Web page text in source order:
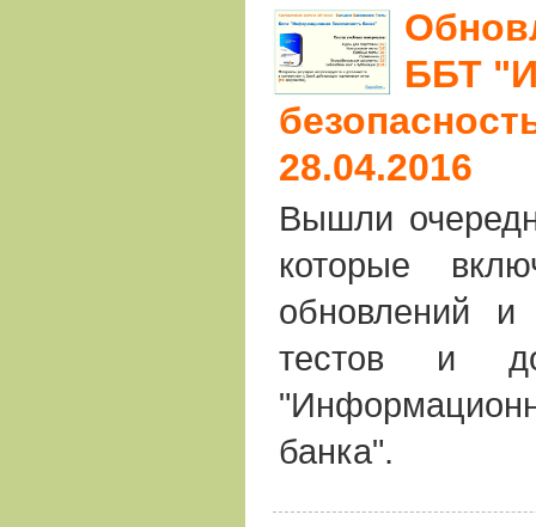
ББТ
28.04.2016
Вышли
которые
обновлений и
тестов и
банка".